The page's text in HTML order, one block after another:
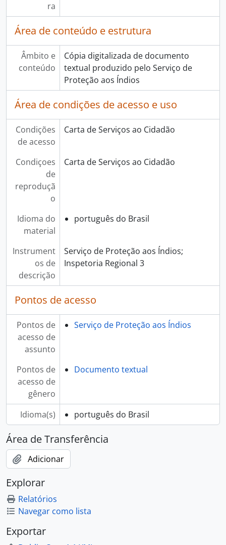
ra
Área de conteúdo e estrutura
Âmbito e
conteúdo
Cópia digitalizada de documento
textual produzido pelo Serviço de
Proteção aos Índios
Área de condições de acesso e uso
Condições
de acesso
Carta de Serviços ao Cidadão
Condiçoes
de
reproduçã
o
Carta de Serviços ao Cidadão
Idioma do
material
português do Brasil
Instrument
os de
descrição
Serviço de Proteção aos Índios;
Inspetoria Regional 3
Pontos de acesso
Pontos de
acesso de
assunto
Serviço de Proteção aos Índios
Pontos de
acesso de
gênero
Documento textual
Idioma(s) português do Brasil
Área de Transferência
Adicionar
Explorar
Relatórios
Navegar como lista
Exportar